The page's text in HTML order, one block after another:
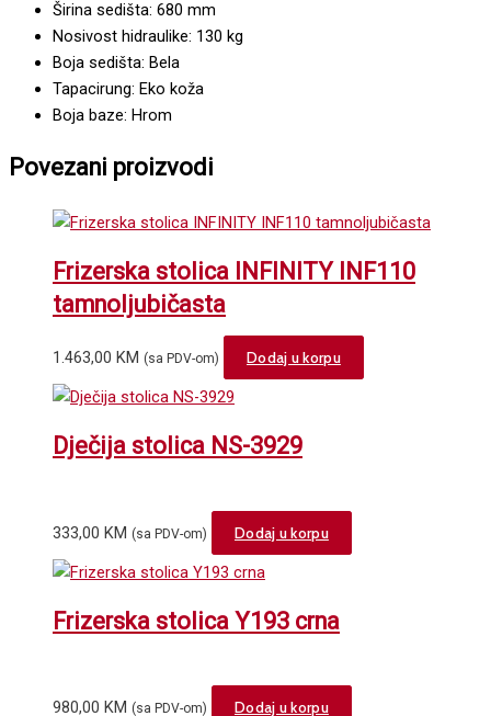
Širina sedišta: 680 mm
Nosivost hidraulike: 130 kg
Boja sedišta: Bela
Tapacirung: Eko koža
Boja baze: Hrom
Povezani proizvodi
Frizerska stolica INFINITY INF110
tamnoljubičasta
1.463,00 KM (sa PDV-om) Dodaj u korpu
Dječija stolica NS-3929
333,00 KM (sa PDV-om) Dodaj u korpu
Frizerska stolica Y193 crna
980,00 KM (sa PDV-om) Dodaj u korpu